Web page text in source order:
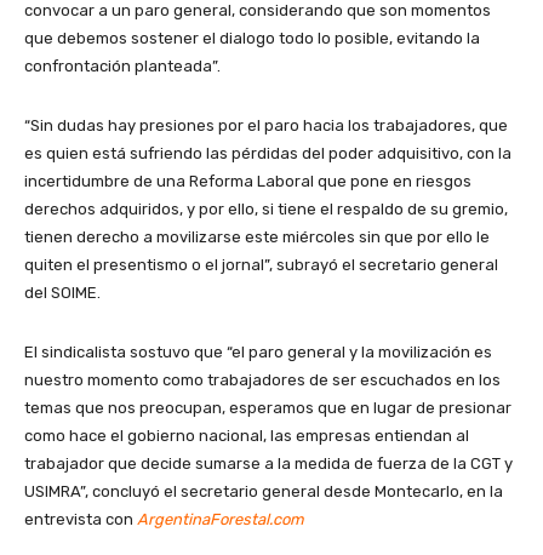
convocar a un paro general, considerando que son momentos
que debemos sostener el dialogo todo lo posible, evitando la
confrontación planteada”.
“Sin dudas hay presiones por el paro hacia los trabajadores, que
es quien está sufriendo las pérdidas del poder adquisitivo, con la
incertidumbre de una Reforma Laboral que pone en riesgos
derechos adquiridos, y por ello, si tiene el respaldo de su gremio,
tienen derecho a movilizarse este miércoles sin que por ello le
quiten el presentismo o el jornal”, subrayó el secretario general
del SOIME.
El sindicalista sostuvo que “el paro general y la movilización es
nuestro momento como trabajadores de ser escuchados en los
temas que nos preocupan, esperamos que en lugar de presionar
como hace el gobierno nacional, las empresas entiendan al
trabajador que decide sumarse a la medida de fuerza de la CGT y
USIMRA”, concluyó el secretario general desde Montecarlo, en la
entrevista con ArgentinaForestal.com